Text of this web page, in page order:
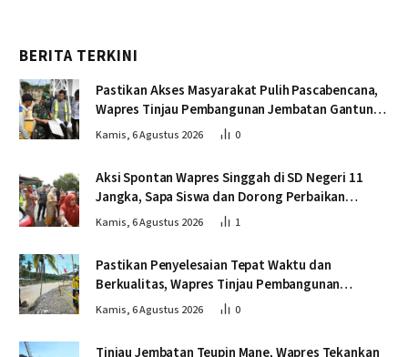
BERITA TERKINI
Pastikan Akses Masyarakat Pulih Pascabencana,
Wapres Tinjau Pembangunan Jembatan Gantung
Kendawi
Kamis, 6 Agustus 2026 0
Aksi Spontan Wapres Singgah di SD Negeri 11
Jangka, Sapa Siswa dan Dorong Perbaikan
Sekolah
Kamis, 6 Agustus 2026 1
Pastikan Penyelesaian Tepat Waktu dan
Berkualitas, Wapres Tinjau Pembangunan
Jembatan Lumut
Kamis, 6 Agustus 2026 0
Tinjau Jembatan Teupin Mane, Wapres Tekankan